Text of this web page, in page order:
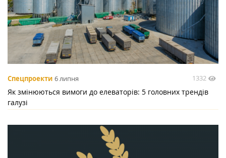
Спецпроекти 6 липня 1332
Як змінюються вимоги до елеваторів: 5 головних трендів
галузі